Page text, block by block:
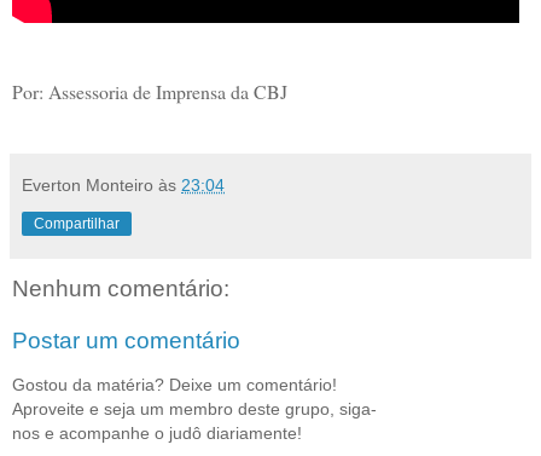
Por: Assessoria de Imprensa da CBJ
Everton Monteiro às 23:04
Compartilhar
Nenhum comentário:
Postar um comentário
Gostou da matéria? Deixe um comentário!
Aproveite e seja um membro deste grupo, siga-
nos e acompanhe o judô diariamente!